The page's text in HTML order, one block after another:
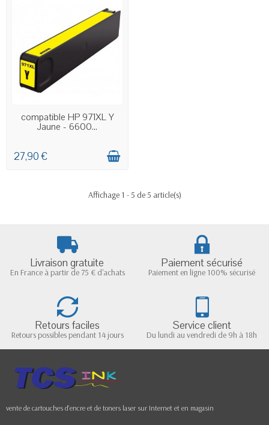
EN STOCK
compatible HP 971XL Y
Jaune - 6600...
27,90 €
Affichage 1 - 5 de 5 article(s)
Livraison gratuite
En France à partir de 75 € d'achats
Paiement sécurisé
Paiement en ligne 100% sécurisé
Retours faciles
Retours possibles pendant 14 jours
Service client
Du lundi au vendredi de 9h à 18h
vente de cartouches d'encre et de toners laser sur Internet et en magasin